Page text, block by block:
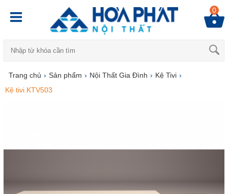
0
Trang chủ › Sản phẩm › Nội Thất Gia Đình › Kệ Tivi ›
Kệ tivi KTV503